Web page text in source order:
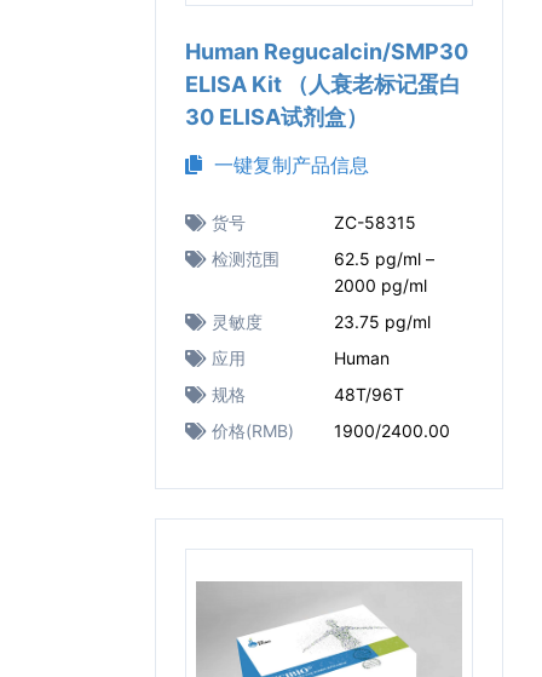
Human Regucalcin/SMP30
ELISA Kit （人衰老标记蛋白
30 ELISA试剂盒）
一键复制产品信息
货号
ZC-58315
检测范围
62.5 pg/ml –
2000 pg/ml
灵敏度
23.75 pg/ml
应用
Human
规格
48T/96T
价格(RMB)
1900/2400.00